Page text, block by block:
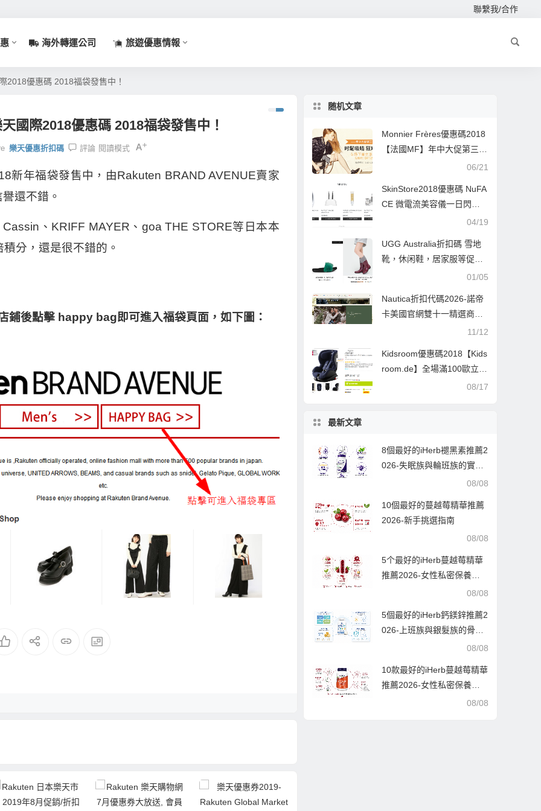
聯繫我/合作
海外轉運公司 旅遊優惠情報
2018優惠碼 2018福袋發售中！
國際2018優惠碼 2018福袋發售中！
樂天優惠折扣碼 評論 閱讀模式
新年福袋發售中，由Rakuten BRAND AVENUE賣家
還不錯。
、KRIFF MAYER、goa THE STORE等日本本
分，還是很不錯的。
鋪後點擊 happy bag即可進入福袋頁面，如下圖：
随机文章
Monnier Frères優惠碼2018
【法國MF】年中大促第三
06/21
SkinStore2018優惠碼 NuFA
CE 微電流美容儀一日閃促 7
04/19
UGG Australia折扣碼 雪地
靴，休闲鞋，居家服等促销
01/05
Nautica折扣代碼2026-諾帝
卡美國官網雙十一精選商品
低至3折+滿$150享8折促銷
11/12
Kidsroom優惠碼2018【Kids
room.de】全場滿100歐立享
95折！七夕節大型優惠活動
08/17
最新文章
8個最好的iHerb褪黑素推薦2
026-失眠族與輪班族的實戰
選購指南，每款都經過萬人
08/08
10個最好的蔓越莓精華推薦
2026-新手挑選指南
08/08
5个最好的iHerb蔓越莓精華
推薦2026-女性私密保養必
備,泌尿道守護實測指南08/08
5個最好的iHerb鈣鎂鋅推薦2
026-上班族與銀髮族的骨骼
神經守護指南,從吸收率到配
08/08
10款最好的iHerb蔓越莓精華
推薦2026-女性私密保養與
泌尿道健康的平價首選-每款
08/08